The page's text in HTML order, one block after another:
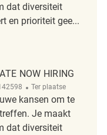
dat diversiteit
en prioriteit gee...
associate REQ137595
NOW HIRING
Afgelegen
Ter plaatse
kansen om te
Je maakt
dat diversiteit